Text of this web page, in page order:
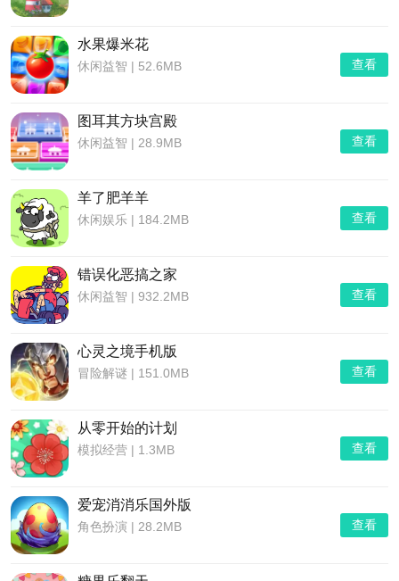
水果爆米花
休闲益智 | 52.6MB 查看
图耳其方块宫殿
休闲益智 | 28.9MB 查看
羊了肥羊羊
休闲娱乐 | 184.2MB 查看
错误化恶搞之家
休闲益智 | 932.2MB 查看
心灵之境手机版
冒险解谜 | 151.0MB 查看
从零开始的计划
模拟经营 | 1.3MB 查看
爱宠消消乐国外版
角色扮演 | 28.2MB 查看